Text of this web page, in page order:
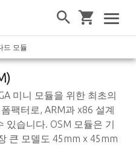
드 모듈
미니 모듈을 위한 최초의
팩터로, ARM과 x86 설계
있습니다. OSM 모듈은 기
큰 모델도 45mm x 45mm